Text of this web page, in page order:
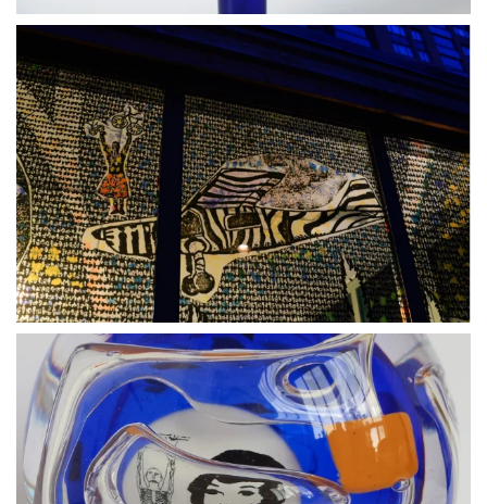
BLÄDDRA I GALLERI
BLÄDDRA I GALLERI